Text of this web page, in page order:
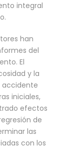
integral
han
del
El
y la
accidente
iniciales,
efectos
de
las
con los